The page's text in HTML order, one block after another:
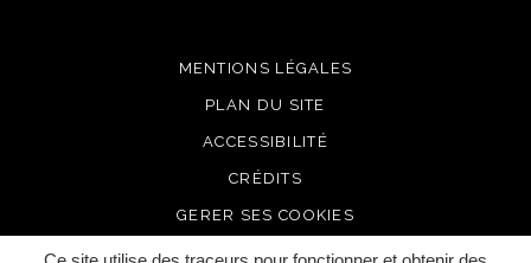
MENTIONS LÉGALES
PLAN DU SITE
ACCESSIBILITÉ
CRÉDITS
GERER SES COOKIES